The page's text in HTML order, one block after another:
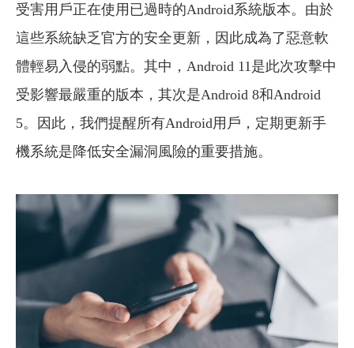
受害用戶正在使用已過時的Android系統版本。由於
這些系統缺乏官方的安全更新，因此成為了惡意軟
體輕易入侵的弱點。其中，Android 11是此次攻擊中
受影響最嚴重的版本，其次是Android 8和Android
5。因此，我們提醒所有Android用戶，定期更新手
機系統是降低安全漏洞風險的重要措施。